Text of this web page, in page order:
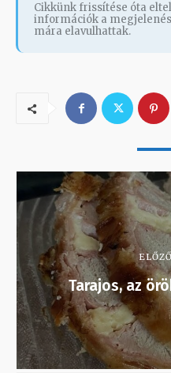
Cikkünk frissítése óta
információk a
mára elavulhattak.
Tarajos, az